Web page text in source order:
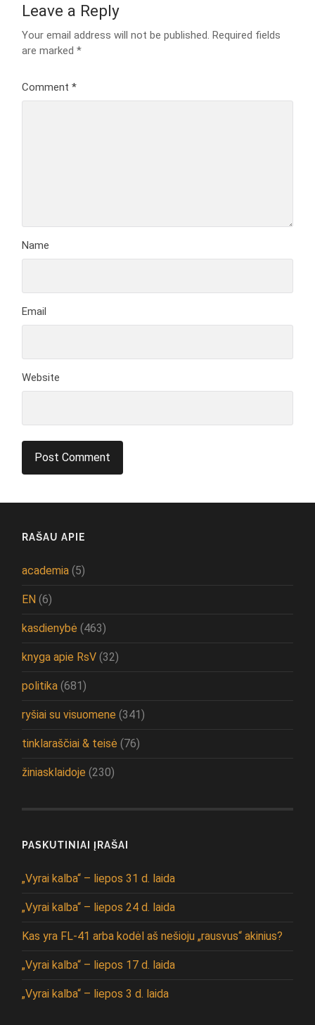
Leave a Reply
Your email address will not be published. Required fields
are marked*
Comment*
Name
Email
Website
RAŠAU APIE
academia (5)
EN (6)
kasdienybė (463)
knyga apie RsV (32)
politika (681)
ryšiai su visuomene (341)
tinklaraščiai & teisė (76)
žiniasklaidoje (230)
PASKUTINIAI ĮRAŠAI
„Vyrai kalba“ – liepos 31 d. laida
„Vyrai kalba“ – liepos 24 d. laida
Kas yra FL-41 arba kodėl aš nešioju „rausvus“ akinius?
„Vyrai kalba“ – liepos 17 d. laida
„Vyrai kalba“ – liepos 3 d. laida